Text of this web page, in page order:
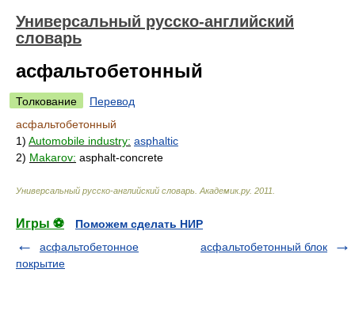
Универсальный русско-английский
словарь
асфальтобетонный
Толкование
Перевод
асфальтобетонный
1) Automobile industry: asphaltic
2) Makarov: asphalt-concrete
Универсальный русско-английский словарь Академик.ру. 2011
Игры ⚽
Поможем сделать НИР
асфальтобетонное
покрытие
асфальтобетонный блок